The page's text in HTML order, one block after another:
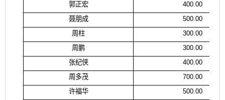
郭正宏
400.00
聂朋成
500.00
周柱
300.00
周鹏
300.00
张纪侠
400.00
周多茂
700.00
许福华
500.00